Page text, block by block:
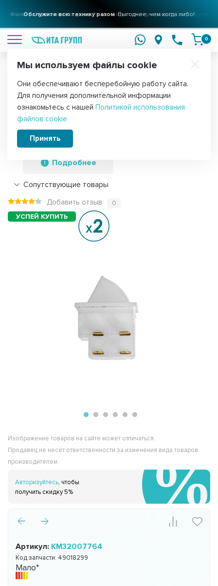
Обслужите всю технику разомВыгоднее, чем когда либо!
Фильтры для вашего домаРешения для очистки воды подробнее
0
Главная Запчасти для холодильников Выключатели для
Набор 2 шт Выключатель света для
холодильника Vestel, Candy, Bompani,
DR-104, 2,5А, KM32007764
Подробнее
Сопутствующие товары
Добавить отзыв 0
Изображение товаров на сайте может отличаться.
Продавец не несёт ответственности за изменения вида товаров
производителем.
Авторизуйтесь, чтобы
получить скидку 5%
Артикул: KM32007764
Код запчасти: 49018299
Мало*
Мы используем файлы cookie
Они обеспечивают бесперебойную работу сайта.
Для получения дополнительной информации
ознакомьтесь с нашей Политикой использования
файлов cookie
Принять